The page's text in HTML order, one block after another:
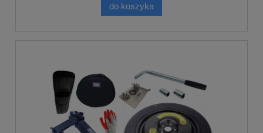
do koszyka